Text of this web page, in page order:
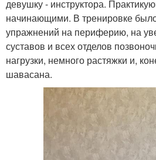
девушку - инструктора.
начинающими. В тренировке
упражнений на периферию, на
суставов и всех отделов
нагрузки, немного растяжки и,
шавасана.